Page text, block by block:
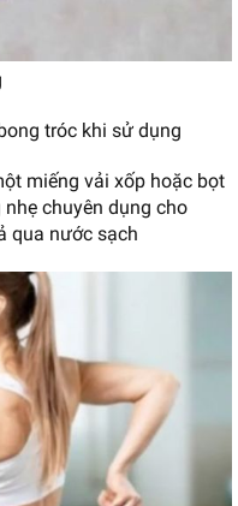
tróc khi sử dụng
miếng vải xốp hoặc bọt
chuyên dụng cho
qua nước sạch